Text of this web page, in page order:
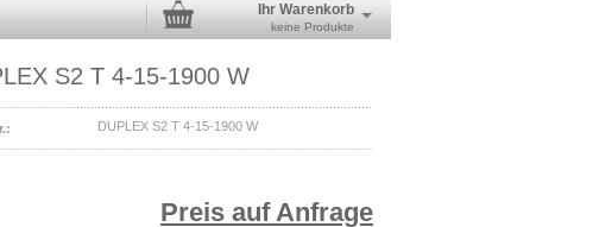
Ihr Warenkorb
keine Produkte
S2 T 4-15-1900 W
DUPLEX S2 T 4-15-1900 W
Preis auf Anfrage